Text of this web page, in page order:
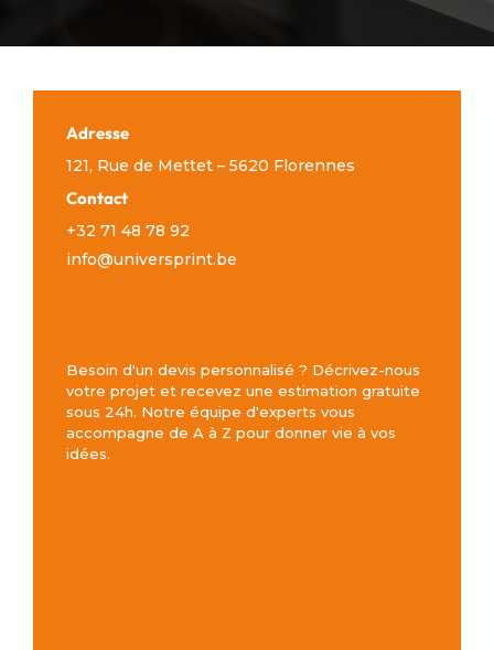
Adresse
121, Rue de Mettet – 5620 Florennes
Contact
+32 71 48 78 92
info@universprint.be
Besoin d'un devis personnalisé ? Décrivez-nous
votre projet et recevez une estimation gratuite
sous 24h. Notre équipe d'experts vous
accompagne de A à Z pour donner vie à vos
idées.